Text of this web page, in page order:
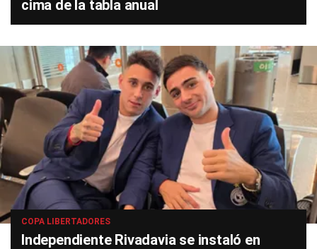
cima de la tabla anual
COPA LIBERTADORES
Independiente Rivadavia se instaló en